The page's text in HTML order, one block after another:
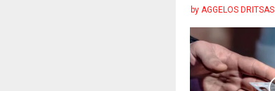
by AGGELOS DRITSAS